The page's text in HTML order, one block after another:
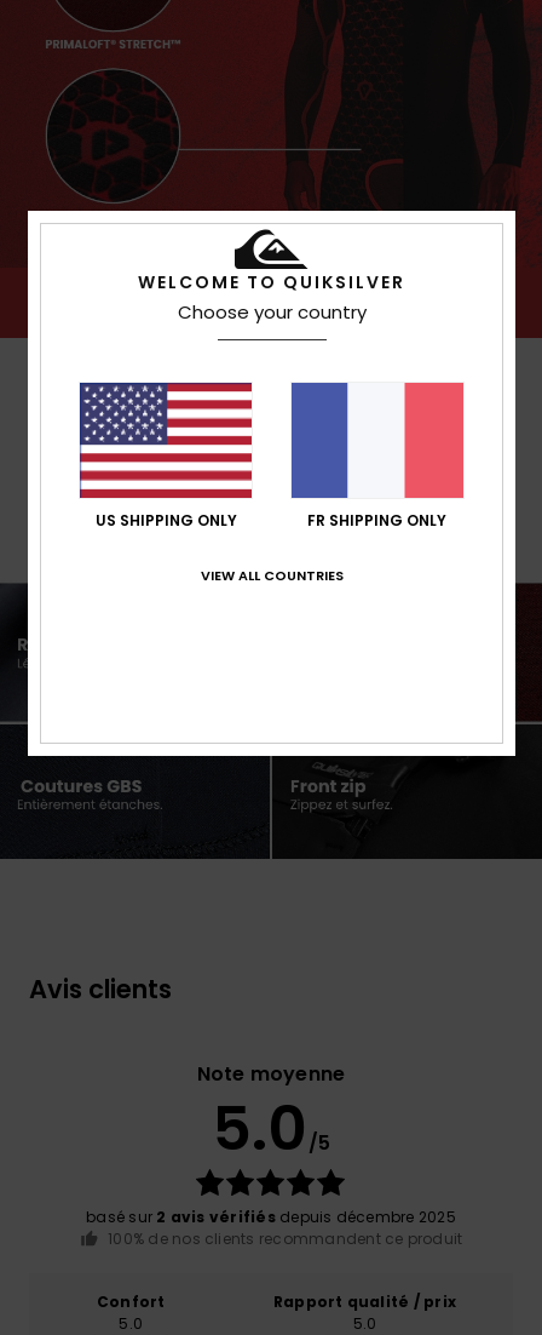
Avis clients
Note moyenne
5.0 /5
basé sur 2 avis vérifiésdepuis décembre 2025
100% de nos clients recommandent ce produit
Confort
5.0
Rapport qualité / prix
5.0
WELCOME TO QUIKSILVER
Choose your country
US SHIPPING ONLY FR SHIPPING ONLY
VIEW ALL COUNTRIES